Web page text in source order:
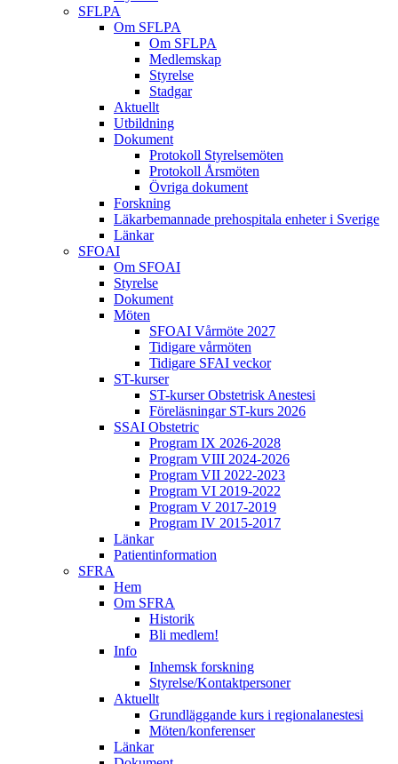
SFLPA
Om SFLPA
Om SFLPA
Medlemskap
Styrelse
Stadgar
Aktuellt
Utbildning
Dokument
Protokoll Styrelsemöten
Protokoll Årsmöten
Övriga dokument
Forskning
Läkarbemannade prehospitala enheter i Sverige
Länkar
SFOAI
Om SFOAI
Styrelse
Dokument
Möten
SFOAI Vårmöte 2027
Tidigare vårmöten
Tidigare SFAI veckor
ST-kurser
ST-kurser Obstetrisk Anestesi
Föreläsningar ST-kurs 2026
SSAI Obstetric
Program IX 2026-2028
Program VIII 2024-2026
Program VII 2022-2023
Program VI 2019-2022
Program V 2017-2019
Program IV 2015-2017
Länkar
Patientinformation
SFRA
Hem
Om SFRA
Historik
Bli medlem!
Info
Inhemsk forskning
Styrelse/Kontaktpersoner
Aktuellt
Grundläggande kurs i regionalanestesi
Möten/konferenser
Länkar